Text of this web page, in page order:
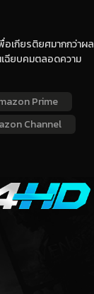
อเกียรติยศมากกว่าผล
ฉียบคมตลอดความ
Prime
Channel